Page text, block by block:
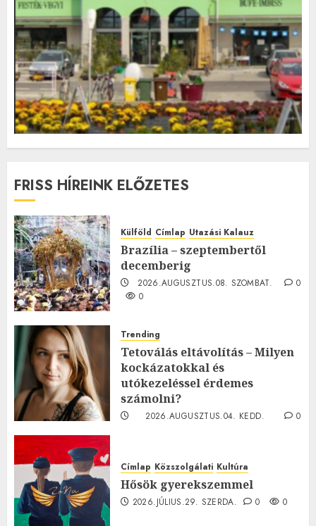
FRISS HÍREINK ELŐZETES
Külföld Címlap Utazási Kalauz
Brazília – szeptembertől
decemberig
2026.AUGUSZTUS.08. SZOMBAT.
0
0
Trending
Tetoválás eltávolítás – Milyen
kockázatokkal és
utókezeléssel érdemes
számolni?
2026.AUGUSZTUS.04. KEDD.
0
Címlap Közszolgálati Kultúra
Hősök gyerekszemmel
2026.JÚLIUS.29. SZERDA. 0 0